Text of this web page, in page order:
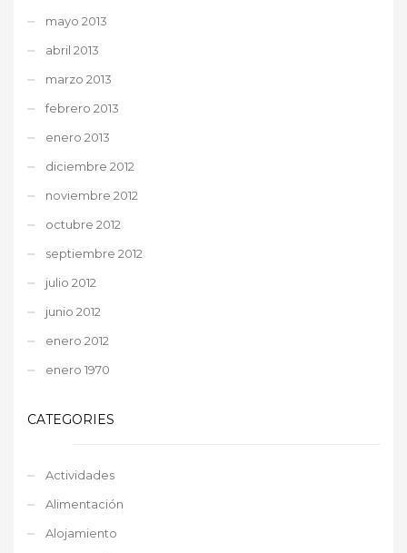
mayo 2013
abril 2013
marzo 2013
febrero 2013
enero 2013
diciembre 2012
noviembre 2012
octubre 2012
septiembre 2012
julio 2012
junio 2012
enero 2012
enero 1970
CATEGORIES
Actividades
Alimentación
Alojamiento